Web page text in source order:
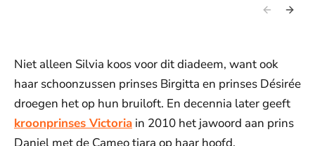
Niet alleen Silvia koos voor dit diadeem, want ook
haar schoonzussen prinses Birgitta en prinses Désirée
droegen het op hun bruiloft. En decennia later geeft
kroonprinses Victoria in 2010 het jawoord aan prins